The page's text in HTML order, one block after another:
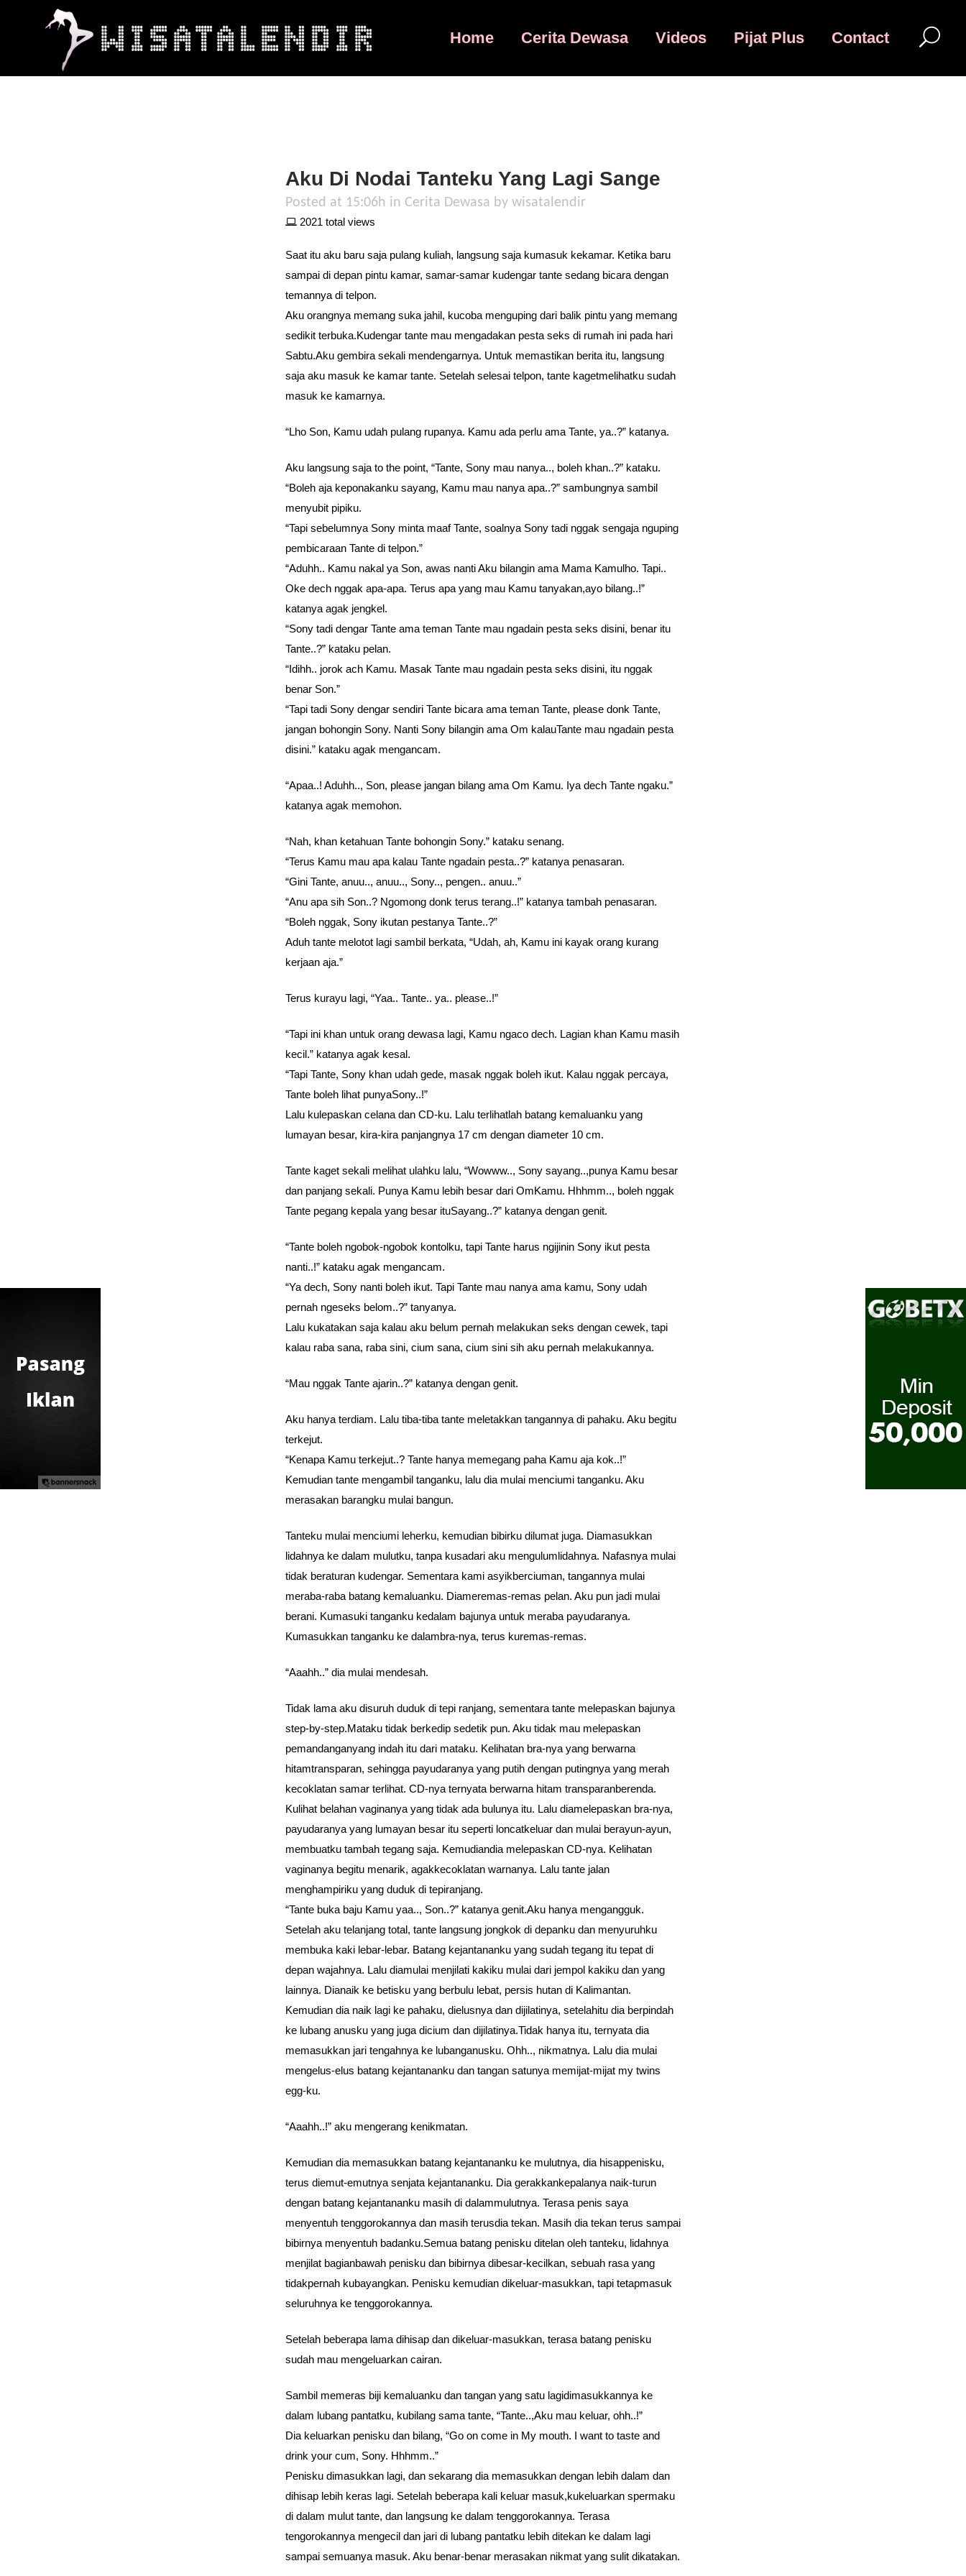
Home Cerita Dewasa Videos Pijat Plus Contact
Aku Di Nodai Tanteku Yang Lagi Sange
Posted at 15:06h in Cerita Dewasa by wisatalendir
2021 total views
Saat itu aku baru saja pulang kuliah, langsung saja kumasuk kekamar. Ketika baru
sampai di depan pintu kamar, samar-samar kudengar tante sedang bicara dengan
temannya di telpon.
Aku orangnya memang suka jahil, kucoba menguping dari balik pintu yang memang
sedikit terbuka.Kudengar tante mau mengadakan pesta seks di rumah ini pada hari
Sabtu.Aku gembira sekali mendengarnya. Untuk memastikan berita itu, langsung
saja aku masuk ke kamar tante. Setelah selesai telpon, tante kagetmelihatku sudah
masuk ke kamarnya.
“Lho Son, Kamu udah pulang rupanya. Kamu ada perlu ama Tante, ya..?” katanya.
Aku langsung saja to the point, “Tante, Sony mau nanya.., boleh khan..?” kataku.
“Boleh aja keponakanku sayang, Kamu mau nanya apa..?” sambungnya sambil
menyubit pipiku.
“Tapi sebelumnya Sony minta maaf Tante, soalnya Sony tadi nggak sengaja nguping
pembicaraan Tante di telpon.”
“Aduhh.. Kamu nakal ya Son, awas nanti Aku bilangin ama Mama Kamulho. Tapi..
Oke dech nggak apa-apa. Terus apa yang mau Kamu tanyakan,ayo bilang..!”
katanya agak jengkel.
“Sony tadi dengar Tante ama teman Tante mau ngadain pesta seks disini, benar itu
Tante..?” kataku pelan.
“Idihh.. jorok ach Kamu. Masak Tante mau ngadain pesta seks disini, itu nggak
benar Son.”
“Tapi tadi Sony dengar sendiri Tante bicara ama teman Tante, please donk Tante,
jangan bohongin Sony. Nanti Sony bilangin ama Om kalauTante mau ngadain pesta
disini.” kataku agak mengancam.
“Apaa..! Aduhh.., Son, please jangan bilang ama Om Kamu. Iya dech Tante ngaku.”
katanya agak memohon.
“Nah, khan ketahuan Tante bohongin Sony.” kataku senang.
“Terus Kamu mau apa kalau Tante ngadain pesta..?” katanya penasaran.
“Gini Tante, anuu.., anuu.., Sony.., pengen.. anuu..”
“Anu apa sih Son..? Ngomong donk terus terang..!” katanya tambah penasaran.
“Boleh nggak, Sony ikutan pestanya Tante..?”
Aduh tante melotot lagi sambil berkata, “Udah, ah, Kamu ini kayak orang kurang
kerjaan aja.”
Terus kurayu lagi, “Yaa.. Tante.. ya.. please..!”
“Tapi ini khan untuk orang dewasa lagi, Kamu ngaco dech. Lagian khan Kamu masih
kecil.” katanya agak kesal.
“Tapi Tante, Sony khan udah gede, masak nggak boleh ikut. Kalau nggak percaya,
Tante boleh lihat punyaSony..!”
Lalu kulepaskan celana dan CD-ku. Lalu terlihatlah batang kemaluanku yang
lumayan besar, kira-kira panjangnya 17 cm dengan diameter 10 cm.
Tante kaget sekali melihat ulahku lalu, “Wowww.., Sony sayang..,punya Kamu besar
dan panjang sekali. Punya Kamu lebih besar dari OmKamu. Hhhmm.., boleh nggak
Tante pegang kepala yang besar ituSayang..?” katanya dengan genit.
“Tante boleh ngobok-ngobok kontolku, tapi Tante harus ngijinin Sony ikut pesta
nanti..!” kataku agak mengancam.
“Ya dech, Sony nanti boleh ikut. Tapi Tante mau nanya ama kamu, Sony udah
pernah ngeseks belom..?” tanyanya.
Lalu kukatakan saja kalau aku belum pernah melakukan seks dengan cewek, tapi
kalau raba sana, raba sini, cium sana, cium sini sih aku pernah melakukannya.
“Mau nggak Tante ajarin..?” katanya dengan genit.
Aku hanya terdiam. Lalu tiba-tiba tante meletakkan tangannya di pahaku. Aku begitu
terkejut.
“Kenapa Kamu terkejut..? Tante hanya memegang paha Kamu aja kok..!”
Kemudian tante mengambil tanganku, lalu dia mulai menciumi tanganku. Aku
merasakan barangku mulai bangun.
Tanteku mulai menciumi leherku, kemudian bibirku dilumat juga. Diamasukkan
lidahnya ke dalam mulutku, tanpa kusadari aku mengulumlidahnya. Nafasnya mulai
tidak beraturan kudengar. Sementara kami asyikberciuman, tangannya mulai
meraba-raba batang kemaluanku. Diameremas-remas pelan. Aku pun jadi mulai
berani. Kumasuki tanganku kedalam bajunya untuk meraba payudaranya.
Kumasukkan tanganku ke dalambra-nya, terus kuremas-remas.
“Aaahh..” dia mulai mendesah.
Tidak lama aku disuruh duduk di tepi ranjang, sementara tante melepaskan bajunya
step-by-step.Mataku tidak berkedip sedetik pun. Aku tidak mau melepaskan
pemandanganyang indah itu dari mataku. Kelihatan bra-nya yang berwarna
hitamtransparan, sehingga payudaranya yang putih dengan putingnya yang merah
kecoklatan samar terlihat. CD-nya ternyata berwarna hitam transparanberenda.
Kulihat belahan vaginanya yang tidak ada bulunya itu. Lalu diamelepaskan bra-nya,
payudaranya yang lumayan besar itu seperti loncatkeluar dan mulai berayun-ayun,
membuatku tambah tegang saja. Kemudiandia melepaskan CD-nya. Kelihatan
vaginanya begitu menarik, agakkecoklatan warnanya. Lalu tante jalan
menghampiriku yang duduk di tepiranjang.
“Tante buka baju Kamu yaa.., Son..?” katanya genit.Aku hanya mengangguk.
Setelah aku telanjang total, tante langsung jongkok di depanku dan menyuruhku
membuka kaki lebar-lebar. Batang kejantananku yang sudah tegang itu tepat di
depan wajahnya. Lalu diamulai menjilati kakiku mulai dari jempol kakiku dan yang
lainnya. Dianaik ke betisku yang berbulu lebat, persis hutan di Kalimantan.
Kemudian dia naik lagi ke pahaku, dielusnya dan dijilatinya, setelahitu dia berpindah
ke lubang anusku yang juga dicium dan dijilatinya.Tidak hanya itu, ternyata dia
memasukkan jari tengahnya ke lubanganusku. Ohh.., nikmatnya. Lalu dia mulai
mengelus-elus batang kejantananku dan tangan satunya memijat-mijat my twins
egg-ku.
“Aaahh..!” aku mengerang kenikmatan.
Kemudian dia memasukkan batang kejantananku ke mulutnya, dia hisappenisku,
terus diemut-emutnya senjata kejantananku. Dia gerakkankepalanya naik-turun
dengan batang kejantananku masih di dalammulutnya. Terasa penis saya
menyentuh tenggorokannya dan masih terusdia tekan. Masih dia tekan terus sampai
bibirnya menyentuh badanku.Semua batang penisku ditelan oleh tanteku, lidahnya
menjilat bagianbawah penisku dan bibirnya dibesar-kecilkan, sebuah rasa yang
tidakpernah kubayangkan. Penisku kemudian dikeluar-masukkan, tapi tetapmasuk
seluruhnya ke tenggorokannya.
Setelah beberapa lama dihisap dan dikeluar-masukkan, terasa batang penisku
sudah mau mengeluarkan cairan.
Sambil memeras biji kemaluanku dan tangan yang satu lagidimasukkannya ke
dalam lubang pantatku, kubilang sama tante, “Tante..,Aku mau keluar, ohh..!”
Dia keluarkan penisku dan bilang, “Go on come in My mouth. I want to taste and
drink your cum, Sony. Hhhmm..”
Penisku dimasukkan lagi, dan sekarang dia memasukkan dengan lebih dalam dan
dihisap lebih keras lagi. Setelah beberapa kali keluar masuk,kukeluarkan spermaku
di dalam mulut tante, dan langsung ke dalam tenggorokannya. Terasa
tengorokannya mengecil dan jari di lubang pantatku lebih ditekan ke dalam lagi
sampai semuanya masuk. Aku benar-benar merasakan nikmat yang sulit dikatakan.